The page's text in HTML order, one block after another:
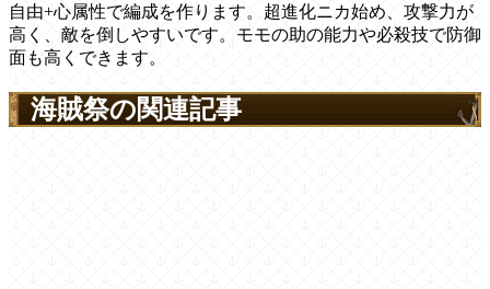
自由+心属性で編成を作ります。超進化ニカ始め、攻撃力が
高く、敵を倒しやすいです。モモの助の能力や必殺技で防御
面も高くできます。
海賊祭の関連記事